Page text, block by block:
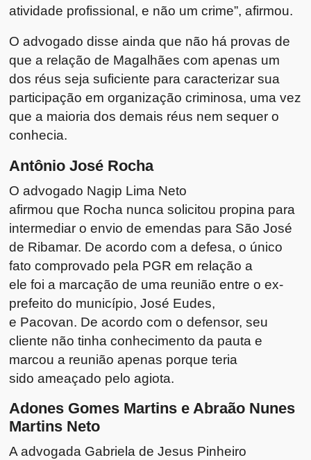
atividade profissional, e não um crime”, afirmou.
O advogado disse ainda que não há provas de
que a relação de Magalhães com apenas um
dos réus seja suficiente para caracterizar sua
participação em organização criminosa, uma vez
que a maioria dos demais réus nem sequer o
conhecia.
Antônio José Rocha
O advogado Nagip Lima Neto
afirmou que Rocha nunca solicitou propina para
intermediar o envio de emendas para São José
de Ribamar. De acordo com a defesa, o único
fato comprovado pela PGR em relação a
ele foi a marcação de uma reunião entre o ex-
prefeito do município, José Eudes,
e Pacovan. De acordo com o defensor, seu
cliente não tinha conhecimento da pauta e
marcou a reunião apenas porque teria
sido ameaçado pelo agiota.
Adones Gomes Martins e Abraão Nunes
Martins Neto
A advogada Gabriela de Jesus Pinheiro